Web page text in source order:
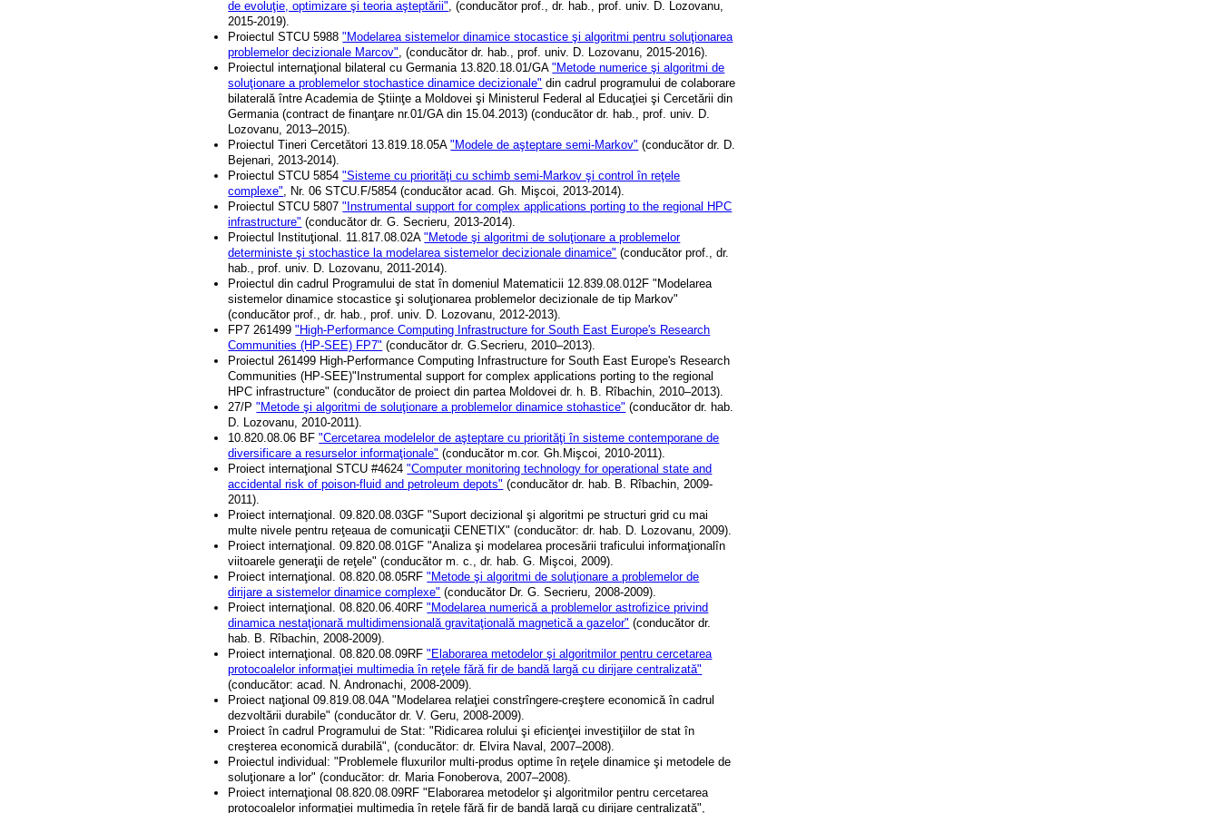
de evoluţie, optimizare şi teoria aşteptării" , (conducător prof., dr. hab., prof. univ. D. Lozovanu,
2015-2019).
Proiectul STCU 5988"Modelarea sistemelor dinamice stocastice şi algoritmi pentru soluţionarea
problemelor decizionale Marcov" , (conducător dr. hab., prof. univ. D. Lozovanu, 2015-2016).
Proiectul internaţional bilateral cu Germania 13.820.18.01/GA"Metode numerice şi algoritmi de
soluţionare a problemelor stochastice dinamice decizionale" din cadrul programului de colaborare
bilaterală între Academia de Ştiinţe a Moldovei şi Ministerul Federal al Educaţiei şi Cercetării din
Germania (contract de finanţare nr.01/GA din 15.04.2013) (conducător dr. hab., prof. univ. D.
Lozovanu, 2013–2015).
Proiectul Tineri Cercetători 13.819.18.05A"Modele de aşteptare semi-Markov" (conducător dr. D.
Bejenari, 2013-2014).
Proiectul STCU 5854"Sisteme cu priorităţi cu schimb semi-Markov şi control în reţele
complexe" , Nr. 06 STCU.F/5854 (conducător acad. Gh. Mişcoi, 2013-2014).
Proiectul STCU 5807"Instrumental support for complex applications porting to the regional HPC
infrastructure" (conducător dr. G. Secrieru, 2013-2014).
Proiectul Instituţional. 11.817.08.02A"Metode şi algoritmi de soluţionare a problemelor
deterministe şi stochastice la modelarea sistemelor decizionale dinamice" (conducător prof., dr.
hab., prof. univ. D. Lozovanu, 2011-2014).
Proiectul din cadrul Programului de stat în domeniul Matematicii 12.839.08.012F "Modelarea
sistemelor dinamice stocastice şi soluţionarea problemelor decizionale de tip Markov"
(conducător prof., dr. hab., prof. univ. D. Lozovanu, 2012-2013).
FP7 261499"High-Performance Computing Infrastructure for South East Europe's Research
Communities (HP-SEE) FP7" (conducător dr. G.Secrieru, 2010–2013).
Proiectul 261499 High-Performance Computing Infrastructure for South East Europe's Research
Communities (HP-SEE)"Instrumental support for complex applications porting to the regional
HPC infrastructure" (conducător de proiect din partea Moldovei dr. h. B. Rîbachin, 2010–2013).
27/P"Metode şi algoritmi de soluţionare a problemelor dinamice stohastice" (conducător dr. hab.
D. Lozovanu, 2010-2011).
10.820.08.06 BF"Cercetarea modelelor de aşteptare cu priorităţi în sisteme contemporane de
diversificare a resurselor informaţionale" (conducător m.cor. Gh.Mişcoi, 2010-2011).
Proiect internaţional STCU #4624"Computer monitoring technology for operational state and
accidental risk of poison-fluid and petroleum depots" (conducător dr. hab. B. Rîbachin, 2009-
2011).
Proiect internaţional. 09.820.08.03GF "Suport decizional şi algoritmi pe structuri grid cu mai
multe nivele pentru reţeaua de comunicaţii CENETIX" (conducător: dr. hab. D. Lozovanu, 2009).
Proiect internaţional. 09.820.08.01GF "Analiza şi modelarea procesării traficului informaţionalîn
viitoarele generaţii de reţele" (conducător m. c., dr. hab. G. Mişcoi, 2009).
Proiect internaţional. 08.820.08.05RF"Metode şi algoritmi de soluţionare a problemelor de
dirijare a sistemelor dinamice complexe" (conducător Dr. G. Secrieru, 2008-2009).
Proiect internaţional. 08.820.06.40RF"Modelarea numerică a problemelor astrofizice privind
dinamica nestaţionară multidimensională gravitaţională magnetică a gazelor" (conducător dr.
hab. B. Rîbachin, 2008-2009).
Proiect internaţional. 08.820.08.09RF"Elaborarea metodelor şi algoritmilor pentru cercetarea
protocoalelor informaţiei multimedia în reţele fără fir de bandă largă cu dirijare centralizată"
(conducător: acad. N. Andronachi, 2008-2009).
Proiect naţional 09.819.08.04A "Modelarea relaţiei constrîngere-creştere economică în cadrul
dezvoltării durabile" (conducător dr. V. Geru, 2008-2009).
Proiect în cadrul Programului de Stat: "Ridicarea rolului şi eficienţei investiţiilor de stat în
creşterea economică durabilă", (conducător: dr. Elvira Naval, 2007–2008).
Proiectul individual: "Problemele fluxurilor multi-produs optime în reţele dinamice şi metodele de
soluţionare a lor" (conducător: dr. Maria Fonoberova, 2007–2008).
Proiect internaţional 08.820.08.09RF "Elaborarea metodelor şi algoritmilor pentru cercetarea
protocoalelor informaţiei multimedia în reţele fără fir de bandă largă cu dirijare centralizată",